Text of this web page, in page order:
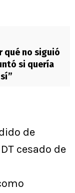
qué no siguió
si quería
de
cesado de